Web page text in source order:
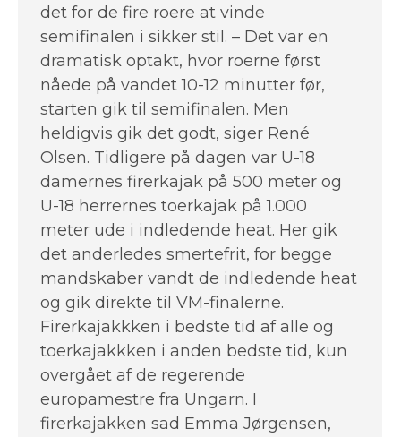
det for de fire roere at vinde
semifinalen i sikker stil. – Det var en
dramatisk optakt, hvor roerne først
nåede på vandet 10-12 minutter før,
starten gik til semifinalen. Men
heldigvis gik det godt, siger René
Olsen. Tidligere på dagen var U-18
damernes firerkajak på 500 meter og
U-18 herrernes toerkajak på 1.000
meter ude i indledende heat. Her gik
det anderledes smertefrit, for begge
mandskaber vandt de indledende heat
og gik direkte til VM-finalerne.
Firerkajakkken i bedste tid af alle og
toerkajakkken i anden bedste tid, kun
overgået af de regerende
europamestre fra Ungarn. I
firerkajakken sad Emma Jørgensen,